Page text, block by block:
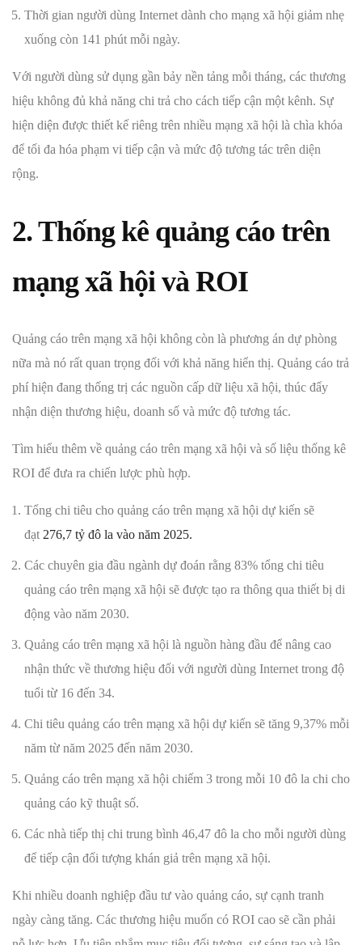
Thời gian người dùng Internet dành cho mạng xã hội giảm nhẹ
xuống còn 141 phút mỗi ngày.
Với người dùng sử dụng gần bảy nền tảng mỗi tháng, các thương
hiệu không đủ khả năng chi trả cho cách tiếp cận một kênh. Sự
hiện diện được thiết kế riêng trên nhiều mạng xã hội là chìa khóa
để tối đa hóa phạm vi tiếp cận và mức độ tương tác trên diện
rộng.
2. Thống kê quảng cáo trên
mạng xã hội và ROI
Quảng cáo trên mạng xã hội không còn là phương án dự phòng
nữa mà nó rất quan trọng đối với khả năng hiển thị. Quảng cáo trả
phí hiện đang thống trị các nguồn cấp dữ liệu xã hội, thúc đẩy
nhận diện thương hiệu, doanh số và mức độ tương tác.
Tìm hiểu thêm về quảng cáo trên mạng xã hội và số liệu thống kê
ROI để đưa ra chiến lược phù hợp.
Tổng chi tiêu cho quảng cáo trên mạng xã hội dự kiến ​​sẽ
đạt 276,7 tỷ đô la vào năm 2025.
Các chuyên gia đầu ngành dự đoán rằng 83% tổng chi tiêu
quảng cáo trên mạng xã hội sẽ được tạo ra thông qua thiết bị di
động vào năm 2030.
Quảng cáo trên mạng xã hội là nguồn hàng đầu để nâng cao
nhận thức về thương hiệu đối với người dùng Internet trong độ
tuổi từ 16 đến 34.
Chi tiêu quảng cáo trên mạng xã hội dự kiến ​​sẽ tăng 9,37% mỗi
năm từ năm 2025 đến năm 2030.
Quảng cáo trên mạng xã hội chiếm 3 trong mỗi 10 đô la chi cho
quảng cáo kỹ thuật số.
Các nhà tiếp thị chi trung bình 46,47 đô la cho mỗi người dùng
để tiếp cận đối tượng khán giả trên mạng xã hội.
Khi nhiều doanh nghiệp đầu tư vào quảng cáo, sự cạnh tranh
ngày càng tăng. Các thương hiệu muốn có ROI cao sẽ cần phải